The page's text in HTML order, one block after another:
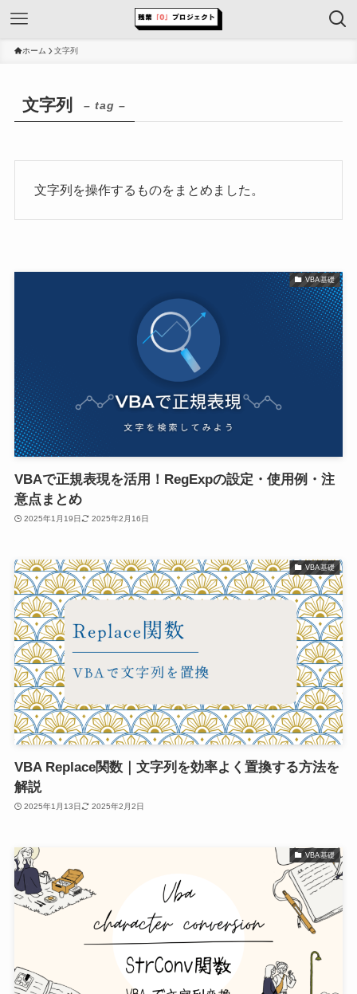
ホーム 文字列
文字列 – tag –
文字列を操作するものをまとめました。
VBA基礎
VBAで正規表現を活用！RegExpの設定・使用例・注
意点まとめ
2025年1月19日 2025年2月16日
VBA基礎
VBA Replace関数｜文字列を効率よく置換する方法を
解説
2025年1月13日 2025年2月2日
VBA基礎